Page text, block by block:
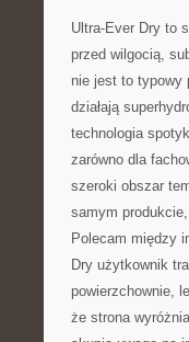
Ultra-Ever Dry to
przed wilgocią,
nie jest to typowy
działają
technologia
zarówno dla
szeroki obszar
samym
Polecam między
Dry użytkownik
powierzchownie,
że strona